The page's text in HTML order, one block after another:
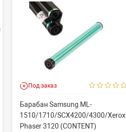
Под заказ
Барабан Samsung ML-
1510/1710/SCX4200/4300/Xerox
Phaser 3120 (CONTENT)